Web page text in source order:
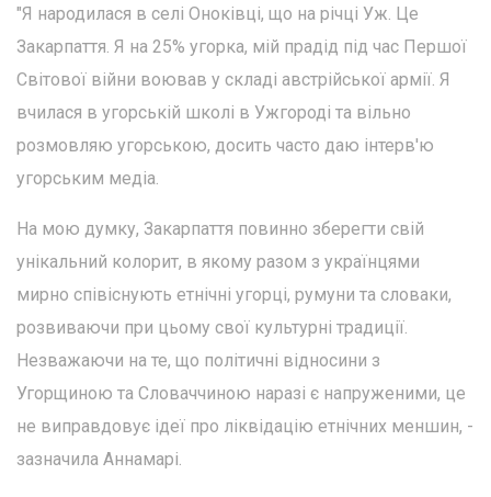
"Я народилася в селі Оноківці, що на річці Уж. Це
Закарпаття. Я на 25% угорка, мій прадід під час Першої
Світової війни воював у складі австрійської армії. Я
вчилася в угорській школі в Ужгороді та вільно
розмовляю угорською, досить часто даю інтерв'ю
угорським медіа.
На мою думку, Закарпаття повинно зберегти свій
унікальний колорит, в якому разом з українцями
мирно співіснують етнічні угорці, румуни та словаки,
розвиваючи при цьому свої культурні традиції.
Незважаючи на те, що політичні відносини з
Угорщиною та Словаччиною наразі є напруженими, це
не виправдовує ідеї про ліквідацію етнічних меншин, -
зазначила Аннамарі.